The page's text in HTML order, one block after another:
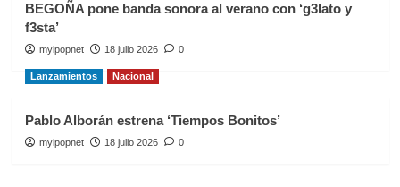
BEGOÑA pone banda sonora al verano con ‘g3lato y
f3sta’
myipopnet 18 julio 2026 0
Lanzamientos Nacional
Pablo Alborán estrena ‘Tiempos Bonitos’
myipopnet 18 julio 2026 0